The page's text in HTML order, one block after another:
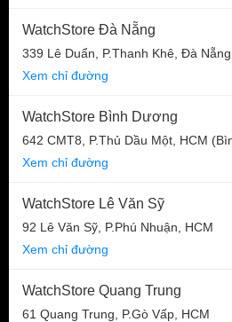
WatchStore Đà Nẵng
339 Lê Duẩn, P.Thanh Khê, Đà Nẵng
Xem chỉ đường
WatchStore Bình Dương
642 CMT8, P.Thủ Dầu Một, HCM
Xem chỉ đường
WatchStore Lê Văn Sỹ
92 Lê Văn Sỹ, P.Phú Nhuận, HCM
Xem chỉ đường
WatchStore Quang Trung
61 Quang Trung, P.Gò Vấp, HCM